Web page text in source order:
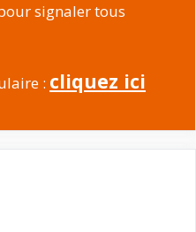
signaler tous
: cliquez ici